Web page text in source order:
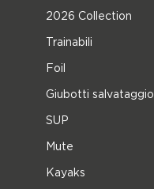
2026 Collection
Trainabili
Foil
Giubotti salvataggio
SUP
Mute
Kayaks